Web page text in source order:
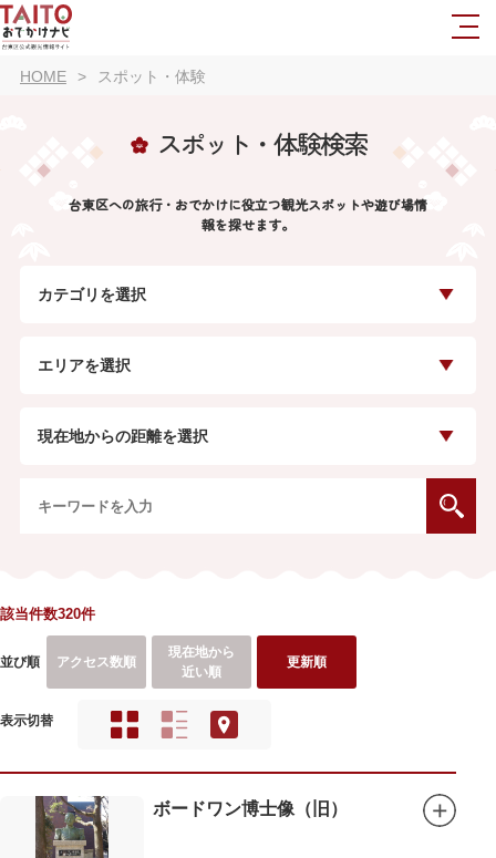
HOME スポット・体験
スポット・体験検索
台東区への旅行・おでかけに役立つ観光スポットや遊び場情
報を探せます。
カテゴリを選択
エリアを選択
現在地からの距離を選択
該当件数320件
並び順 アクセス数順
現在地から
近い順
更新順
表示切替
ボードワン博士像（旧）